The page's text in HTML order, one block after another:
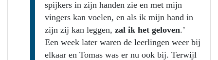
spijkers in zijn handen zie en met mijn
vingers kan voelen, en als ik mijn hand in
zijn zij kan leggen, zal ik het geloven.’
Een week later waren de leerlingen weer bij
elkaar en Tomas was er nu ook bij. Terwijl